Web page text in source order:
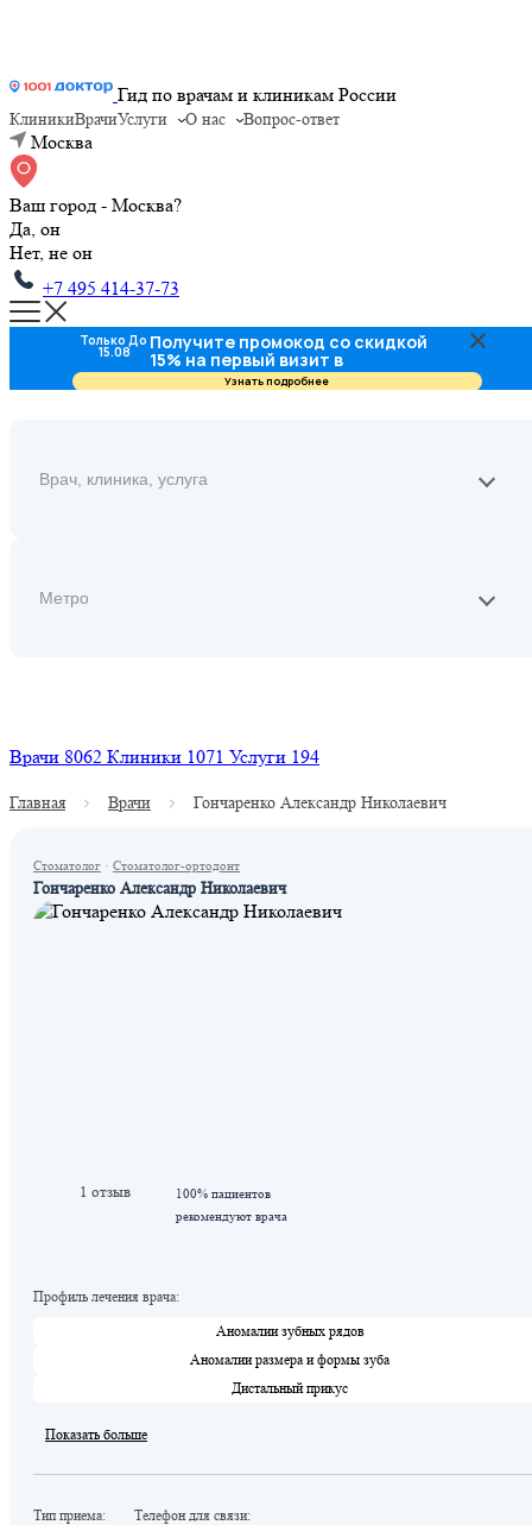
Гид по врачам и клиникам России
КлиникиВрачиУслуги О нас Вопрос-ответ
Москва
Ваш город - Москва?
Да, он
Нет, не он
+7 495 414-37-73
Врачи 8062 Клиники 1071 Услуги 194
Главная Врачи Гончаренко Александр Николаевич
Стоматолог · Стоматолог-ортодонт
Гончаренко Александр Николаевич
1 отзыв
100% пациентов
рекомендуют врача
Профиль лечения врача:
Аномалии зубных рядов
Аномалии размера и формы зуба
Дистальный прикус
Показать больше
Тип приема: Телефон для связи:
Только До
15.08 Получите промокод со скидкой
15% на первый визит в
стоматологию
Узнать подробнее